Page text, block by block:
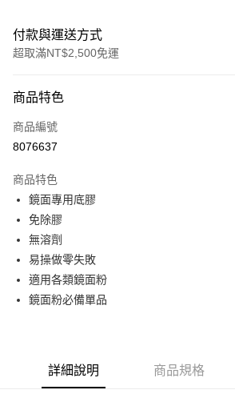
付款與運送方式
超取滿NT$2,500免運
信用卡一次付款
信用卡分期付款
合作金庫商業銀行
華南商業銀行
上海商業儲蓄銀行
國泰世華商業銀行
臺灣中小企業銀行
匯豐（台灣）商業銀行
聯邦商業銀行
元大商業銀行
超商取貨付款
LINE Pay
Apple Pay
街口支付
【關於「AFTEE先享後付」】
ATM付款
商品特色
商品編號
8076637
商品特色
鏡面專用底膠
免除膠
無溶劑
易操做零失敗
適用各類鏡面粉
鏡面粉必備單品
詳細說明 商品規格